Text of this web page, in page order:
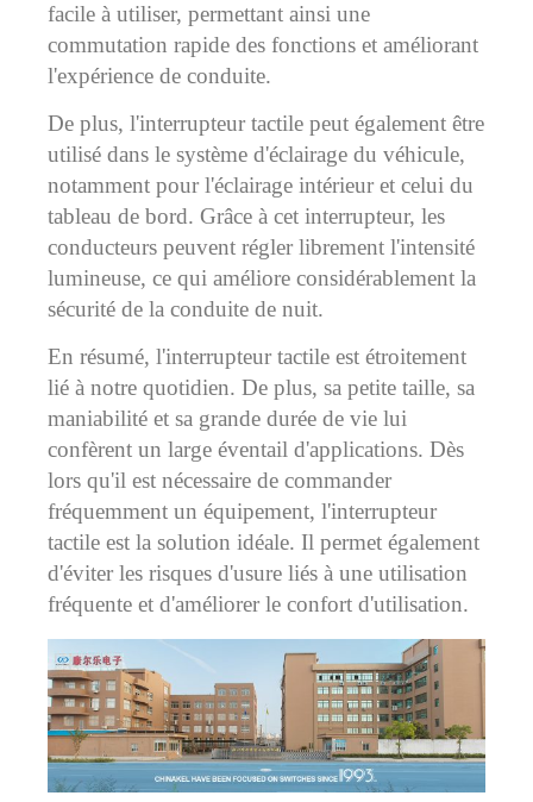
facile à utiliser, permettant ainsi une
commutation rapide des fonctions et améliorant
l'expérience de conduite.
De plus, l'interrupteur tactile peut également être
utilisé dans le système d'éclairage du véhicule,
notamment pour l'éclairage intérieur et celui du
tableau de bord. Grâce à cet interrupteur, les
conducteurs peuvent régler librement l'intensité
lumineuse, ce qui améliore considérablement la
sécurité de la conduite de nuit.
En résumé, l'interrupteur tactile est étroitement
lié à notre quotidien. De plus, sa petite taille, sa
maniabilité et sa grande durée de vie lui
confèrent un large éventail d'applications. Dès
lors qu'il est nécessaire de commander
fréquemment un équipement, l'interrupteur
tactile est la solution idéale. Il permet également
d'éviter les risques d'usure liés à une utilisation
fréquente et d'améliorer le confort d'utilisation.